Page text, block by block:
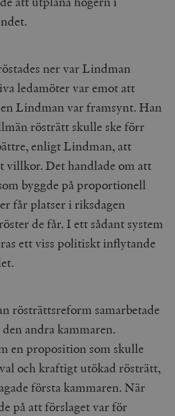
ner var Lindman
ledamöter var emot att
Lindman var framsynt. Han
rösträtt skulle ske förr
enligt Lindman, att
villkor. Det handlade om att
byggde på proportionell
får platser i riksdagen
de får. I ett sådant system
ett viss politiskt inflytande
rösträttsreform samarbetade
andra kammaren.
en proposition som skulle
och kraftigt utökad rösträtt,
första kammaren. När
på att förslaget var för